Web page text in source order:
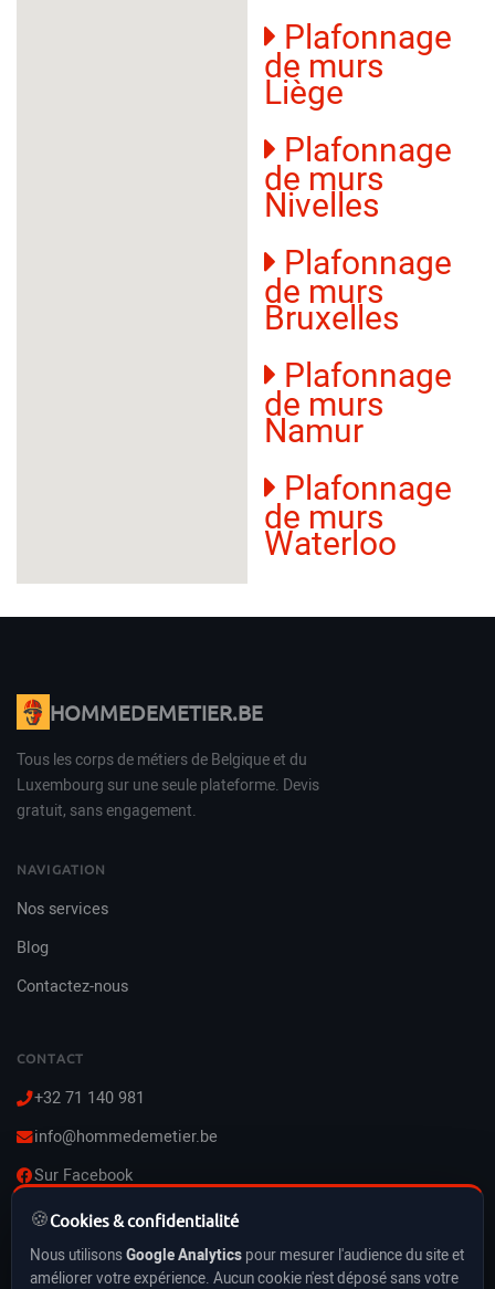
🍪Cookies & confidentialité
Nous utilisonsGoogle Analytics pour mesurer l'audience du site et
améliorer votre expérience. Aucun cookie n'est déposé sans votre
Plafonnage
de murs
Liège
Plafonnage
de murs
Nivelles
Plafonnage
de murs
Bruxelles
Plafonnage
de murs
Namur
Plafonnage
de murs
Waterloo
HOMMEDEMETIER.BE
Tous les corps de métiers de Belgique et du
Luxembourg sur une seule plateforme. Devis
gratuit, sans engagement.
NAVIGATION
Nos services
Blog
Contactez-nous
CONTACT
+32 71 140 981
info@hommedemetier.be
Sur Facebook
Lun–Ven : 8h–21h
Vacances & jours fériés inclus